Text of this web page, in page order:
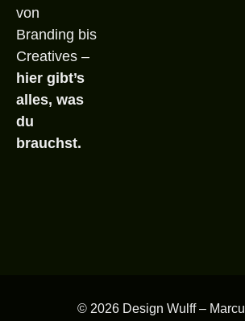
von
Branding bis
Creatives –
hier gibt’s
alles, was
du
brauchst.
© 2026 Design Wulff –